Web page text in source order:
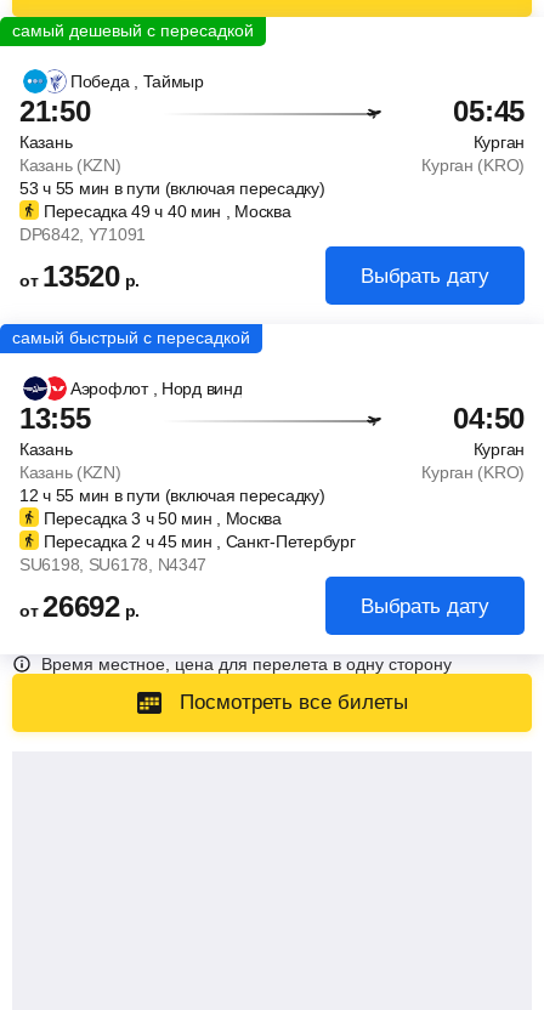
Победа , Таймыр
21:50 05:45
Казань
Курган
Казань (KZN)
Курган (KRO)
53ч55 мин в пути (включая пересадку)
Пересадка 49ч 40 мин , Москва
DP6842 , Y71091
от 13520 р. Выбрать дату
Аэрофлот , Норд винд
13:55 04:50
Казань
Курган
Казань (KZN)
Курган (KRO)
12ч55 мин в пути (включая пересадку)
Пересадка 3 ч50 мин , Москва
Пересадка 2 ч45 мин , Санкт-Петербург
SU6198 , SU6178 , N4347
от26692 р. Выбрать дату
Время местное, цена для перелета в одну сторону
Посмотреть все билеты